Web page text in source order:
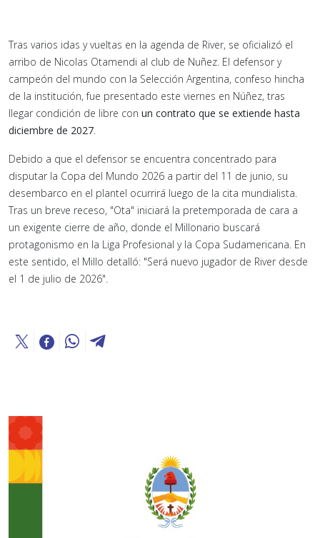
Tras varios idas y vueltas en la agenda de River, se oficializó el
arribo de Nicolas Otamendi al club de Nuñez. El defensor y
campeón del mundo con la Selección Argentina, confeso hincha
de la institución, fue presentado este viernes en Núñez, tras
llegar condición de libre con un contrato que se extiende hasta
diciembre de 2027.
Debido a que el defensor se encuentra concentrado para
disputar la Copa del Mundo 2026 a partir del 11 de junio, su
desembarco en el plantel ocurrirá luego de la cita mundialista.
Tras un breve receso, "Ota" iniciará la pretemporada de cara a
un exigente cierre de año, donde el Millonario buscará
protagonismo en la Liga Profesional y la Copa Sudamericana. En
este sentido, el Millo detalló: "Será nuevo jugador de River desde
el 1 de julio de 2026".